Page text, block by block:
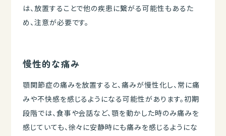
は、放置することで他の疾患に繋がる可能性もあるた
め、注意が必要です。
慢性的な痛み
顎関節症の痛みを放置すると、痛みが慢性化し、常に痛
みや不快感を感じるようになる可能性があります。初期
段階では、食事や会話など、顎を動かした時のみ痛みを
感じていても、徐々に安静時にも痛みを感じるようにな